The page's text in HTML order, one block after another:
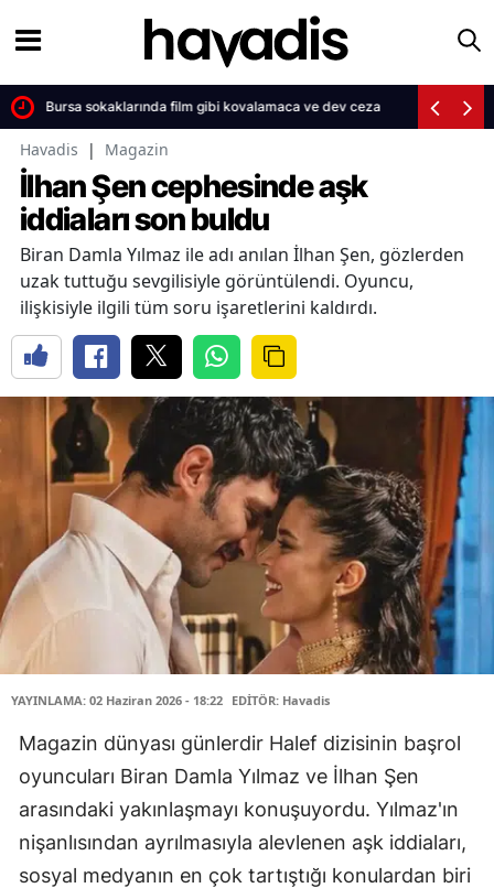
Bursa sokaklarında film gibi kovalamaca ve dev ceza
Havadis | Magazin
İlhan Şen cephesinde aşk
iddiaları son buldu
Biran Damla Yılmaz ile adı anılan İlhan Şen, gözlerden
uzak tuttuğu sevgilisiyle görüntülendi. Oyuncu,
ilişkisiyle ilgili tüm soru işaretlerini kaldırdı.
YAYINLAMA: 02 Haziran 2026 - 18:22 EDİTÖR: Havadis
Magazin dünyası günlerdir Halef dizisinin başrol
oyuncuları Biran Damla Yılmaz ve İlhan Şen
arasındaki yakınlaşmayı konuşuyordu. Yılmaz'ın
nişanlısından ayrılmasıyla alevlenen aşk iddiaları,
sosyal medyanın en çok tartıştığı konulardan biri